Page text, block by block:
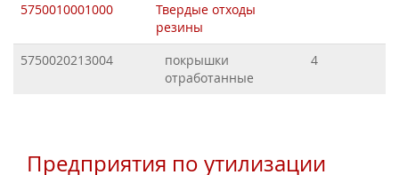
5750010001000
Твердые отходы
резины
5750020213004
покрышки
отработанные
4
Предприятия по утилизации